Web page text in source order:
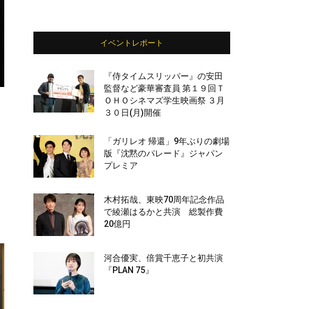
イベントレポート
『侍タイムスリッパー』の安田
監督など豪華審査員 第１９回Ｔ
ＯＨＯシネマズ学生映画祭 ３月
３０日(月)開催
「ガリレオ 帰還」9年ぶりの劇場
版『沈黙のパレード』ジャパン
プレミア
木村拓哉、東映70周年記念作品
で綾瀬はるかと共演 総製作費
20億円
河合優実、倍賞千恵子と初共演
『PLAN 75』